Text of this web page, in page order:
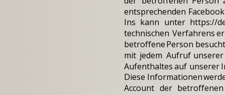
entsprechenden
Ins kann unter https://
technischen Verfahrens
betroffenePerson besucht
mit jedem Aufruf unserer
Aufenthaltesauf unserer
Diese Informationen
Account der betroffenen